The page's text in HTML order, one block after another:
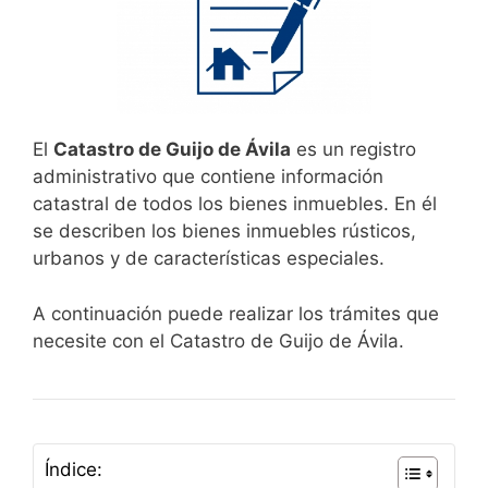
El Catastro de Guijo de Ávila es un registro
administrativo que contiene información
catastral de todos los bienes inmuebles. En él
se describen los bienes inmuebles rústicos,
urbanos y de características especiales.
A continuación puede realizar los trámites que
necesite con el Catastro de Guijo de Ávila.
Índice: